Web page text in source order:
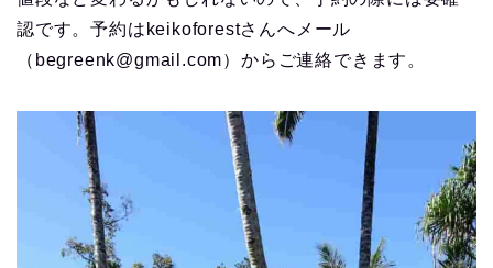
認です。予約はkeikoforestさんへメール
（begreenk@gmail.com）からご連絡できます。